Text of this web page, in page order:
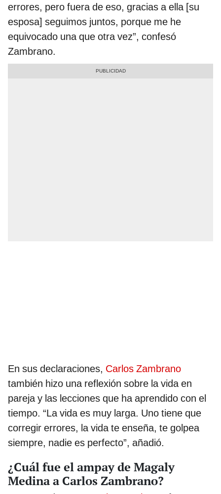
errores, pero fuera de eso, gracias a ella [su
esposa] seguimos juntos, porque me he
equivocado una que otra vez”, confesó
Zambrano.
En sus declaraciones, Carlos Zambrano
también hizo una reflexión sobre la vida en
pareja y las lecciones que ha aprendido con el
tiempo. “La vida es muy larga. Uno tiene que
corregir errores, la vida te enseña, te golpea
siempre, nadie es perfecto”, añadió.
¿Cuál fue el ampay de Magaly
Medina a Carlos Zambrano?